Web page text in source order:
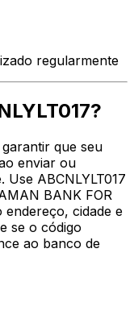
regularmente
que seu
enviar ou
ABCNLYLT017
BANK FOR
endereço, cidade e
se o código
ao banco de